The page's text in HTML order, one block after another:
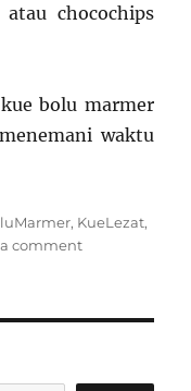
chocochips
bolu marmer
waktu
, KueLezat,
commenton
Lembut,